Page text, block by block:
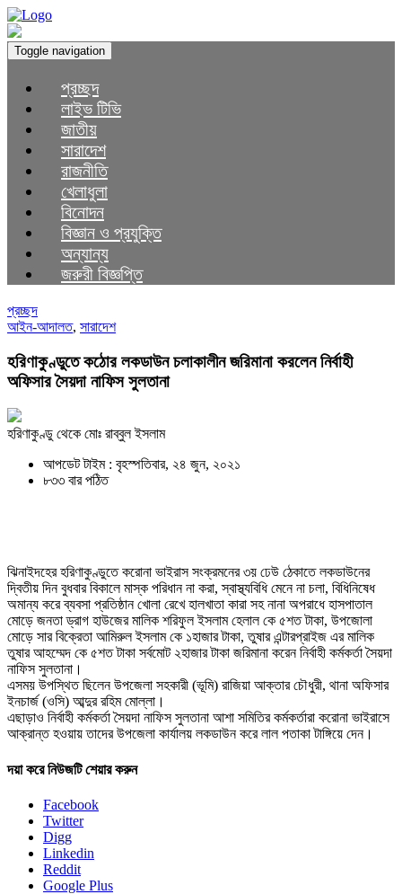
Toggle navigation
প্রচ্ছদ
লাইভ টিভি
জাতীয়
সারাদেশ
রাজনীতি
খেলাধুলা
বিনোদন
বিজ্ঞান ও প্রযুক্তি
অন্যান্য
জরুরী বিজ্ঞপ্তি
প্রচ্ছদ
আইন-আদালত, সারাদেশ
হরিণাকুণ্ডুতে কঠোর লকডাউন চলাকালীন জরিমানা করলেন নির্বাহী
অফিসার সৈয়দা নাফিস সুলতানা
হরিণাকুণ্ডু থেকে মোঃ রাব্বুল ইসলাম
আপডেট টাইম : বৃহস্পতিবার, ২৪ জুন, ২০২১
৮৩৩ বার পঠিত
ঝিনাইদহের হরিণাকুণ্ডুতে করোনা ভাইরাস সংক্রমনের ৩য় ঢেউ ঠেকাতে লকডাউনের
দ্বিতীয় দিন বুধবার বিকালে মাস্ক পরিধান না করা, স্বাস্থ্যবিধি মেনে না চলা, বিধিনিষেধ
অমান্য করে ব্যবসা প্রতিষ্ঠান খোলা রেখে হালখাতা কারা সহ নানা অপরাধে হাসপাতাল
মোড়ে জনতা ড্রাগ হাউজের মালিক শরিফুল ইসলাম হেলাল কে ৫শত টাকা, উপজোলা
মোড়ে সার বিক্রেতা আমিরুল ইসলাম কে ১হাজার টাকা, তুষার এন্টারপ্রাইজ এর মালিক
তুষার আহম্মেদ কে ৫শত টাকা সর্বমোট ২হাজার টাকা জরিমানা করেন নির্বাহী কর্মকর্তা সৈয়দা
নাফিস সুলতানা।
এসময় উপস্থিত ছিলেন উপজেলা সহকারী (ভূমি) রাজিয়া আক্তার চৌধুরী, থানা অফিসার
ইনচার্জ (ওসি) আব্দুর রহিম মোল্লা।
এছাড়াও নির্বাহী কর্মকর্তা সৈয়দা নাফিস সুলতানা আশা সমিতির কর্মকর্তারা করোনা ভাইরাসে
আক্রান্ত হওয়ায় তাদের উপজেলা কার্যালয় লকডাউন করে লাল পতাকা টাঙ্গিয়ে দেন।
দয়া করে নিউজটি শেয়ার করুন
Facebook
Twitter
Digg
Linkedin
Reddit
Google Plus